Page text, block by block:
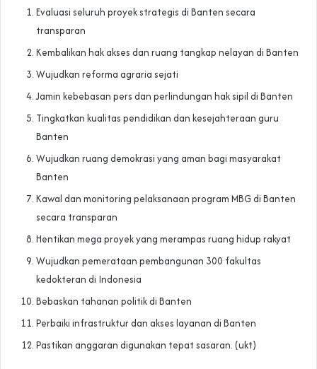
Evaluasi seluruh proyek strategis di Banten secara
transparan
Kembalikan hak akses dan ruang tangkap nelayan di Banten
Wujudkan reforma agraria sejati
Jamin kebebasan pers dan perlindungan hak sipil di Banten
Tingkatkan kualitas pendidikan dan kesejahteraan guru
Banten
Wujudkan ruang demokrasi yang aman bagi masyarakat
Banten
Kawal dan monitoring pelaksanaan program MBG di Banten
secara transparan
Hentikan mega proyek yang merampas ruang hidup rakyat
Wujudkan pemerataan pembangunan 300 fakultas
kedokteran di Indonesia
Bebaskan tahanan politik di Banten
Perbaiki infrastruktur dan akses layanan di Banten
Pastikan anggaran digunakan tepat sasaran. (ukt)